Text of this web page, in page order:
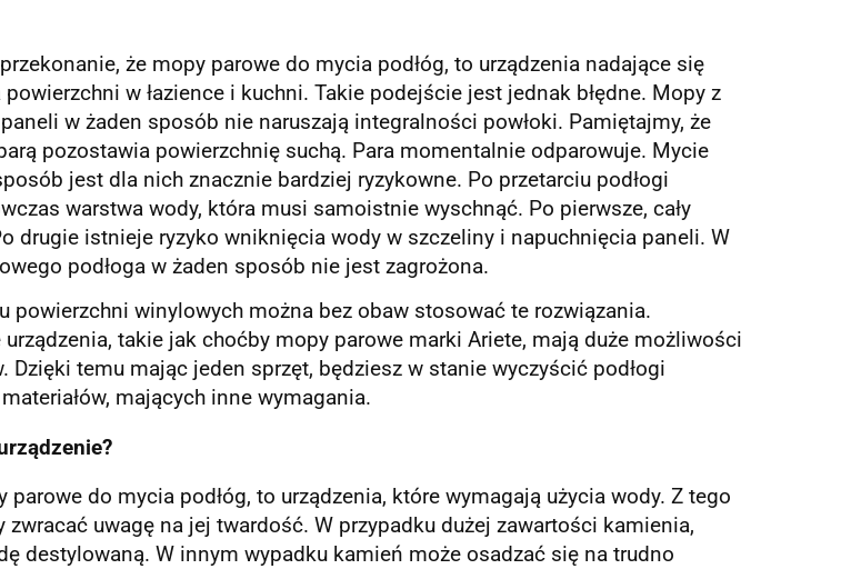
że mopy parowe do mycia podłóg, to urządzenia nadające się
w łazience i kuchni. Takie podejście jest jednak błędne. Mopy z
w żaden sposób nie naruszają integralności powłoki. Pamiętajmy, że
pozostawia powierzchnię suchą. Para momentalnie odparowuje. Mycie
jest dla nich znacznie bardziej ryzykowne. Po przetarciu podłogi
warstwa wody, która musi samoistnie wyschnąć. Po pierwsze, cały
drugie istnieje ryzyko wniknięcia wody w szczeliny i napuchnięcia paneli. W
podłoga w żaden sposób nie jest zagrożona.
powierzchni winylowych można bez obaw stosować te rozwiązania.
takie jak choćby mopy parowe marki Ariete, mają duże możliwości
Dzięki temu mając jeden sprzęt, będziesz w stanie wyczyścić podłogi
mających inne wymagania.
parowe do mycia podłóg, to urządzenia, które wymagają użycia wody. Z tego
uwagę na jej twardość. W przypadku dużej zawartości kamienia,
destylowaną. W innym wypadku kamień może osadzać się na trudno